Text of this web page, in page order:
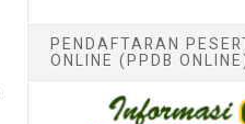
PENDAFTARAN
ONLINE (PPDB